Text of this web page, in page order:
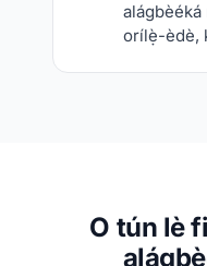
alágbèéká
orílẹ̀-èdè,
O tún lè